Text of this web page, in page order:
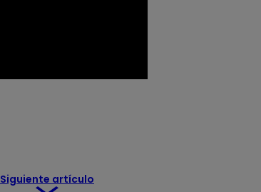
Siguiente artículo